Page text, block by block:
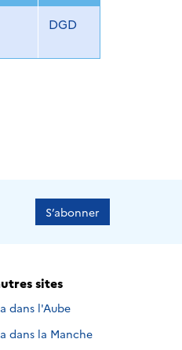
DGD
S’abonner
sites
dans l'Aube
dans la Manche